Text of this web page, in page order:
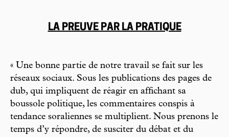
LA PREUVE PAR LA PRATIQUE
« Une bonne partie de notre travail se fait sur les
réseaux sociaux. Sous les publications des pages de
dub, qui impliquent de réagir en affichant sa
boussole politique, les commentaires conspis à
tendance soraliennes se multiplient. Nous prenons le
temps d’y répondre, de susciter du débat et du